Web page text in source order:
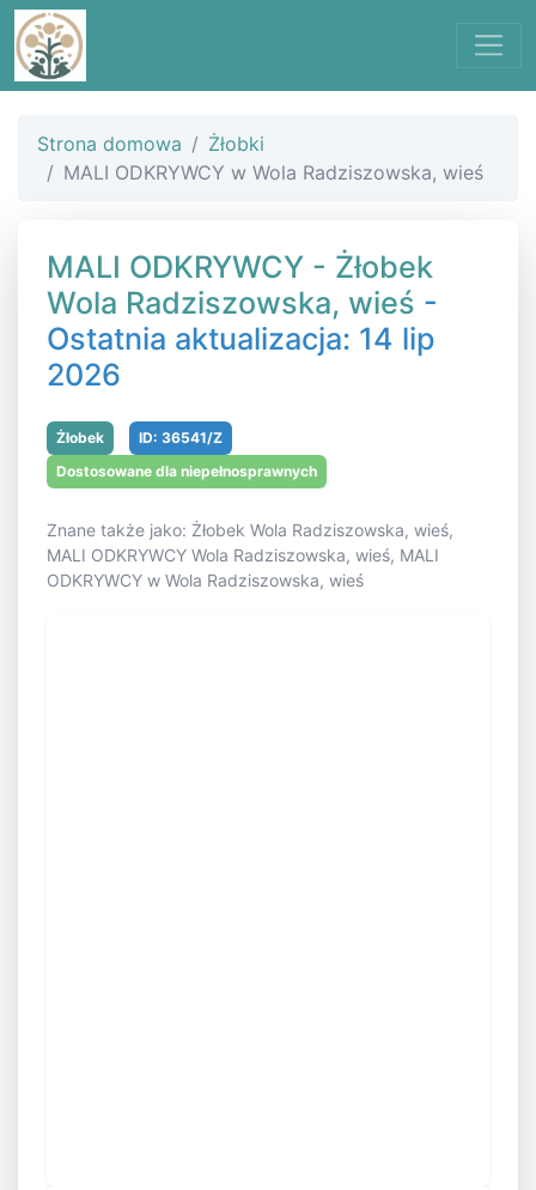
Strona domowa
Żłobki
MALI ODKRYWCY w Wola Radziszowska, wieś
MALI ODKRYWCY - Żłobek
Wola Radziszowska, wieś -
Ostatnia aktualizacja: 14 lip
2026
Żłobek
ID: 36541/Z
Dostosowane dla niepełnosprawnych
Znane także jako: Żłobek Wola Radziszowska, wieś,
MALI ODKRYWCY Wola Radziszowska, wieś, MALI
ODKRYWCY w Wola Radziszowska, wieś